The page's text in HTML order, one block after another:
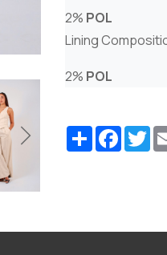
2% POL
Lining
2% POL
Share